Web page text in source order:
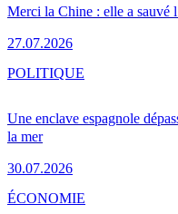
Merci la Chine : elle a sauvé
27.07.2026
Une enclave espagnole
la mer
30.07.2026
POLITIQUE
ÉCONOMIE